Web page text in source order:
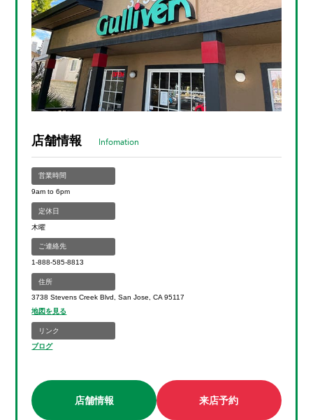
店舗情報 Infomation
営業時間
9am to 6pm
定休日
木曜
ご連絡先
1-888-585-8813
住所
3738 Stevens Creek Blvd, San Jose, CA 95117
地図を見る
リンク
ブログ
店舗情報 来店予約